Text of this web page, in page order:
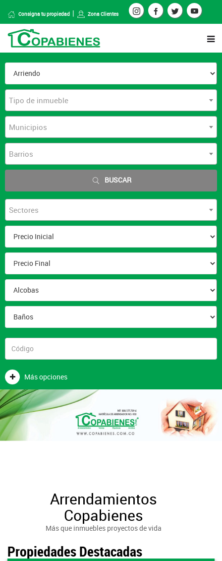
Consigna tu propiedad Zona Clientes
Tipo de inmueble
Municipios
Barrios
BUSCAR
Sectores
Más opciones
Arrendamientos
Copabienes
Más que inmuebles proyectos de vida
Propiedades Destacadas